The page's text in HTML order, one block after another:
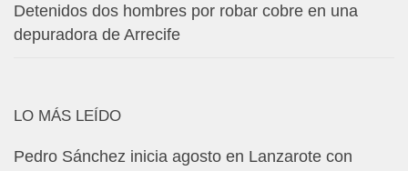
Detenidos dos hombres por robar cobre en una
depuradora de Arrecife
LO MÁS LEÍDO
Pedro Sánchez inicia agosto en Lanzarote con